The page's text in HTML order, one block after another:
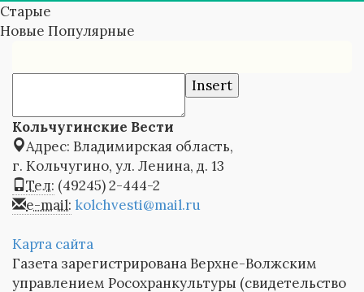
Старые
Новые Популярные
Insert
Кольчугинские Вести
Адрес: Владимирская область,
г. Кольчугино, ул. Ленина, д. 13
Тел: (49245) 2-444-2
e-mail: kolchvesti@mail.ru
Карта сайта
Газета зарегистрирована Верхне-Волжским
управлением Росохранкультуры (свидетельство